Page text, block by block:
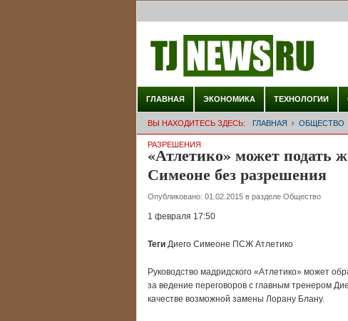
ГЛАВНАЯ ЭКОНОМИКА ТЕХНОЛОГИИ
ВЫ НАХОДИТЕСЬ ЗДЕСЬ: ГЛАВНАЯ ОБЩЕСТВО
РАЗРЕШЕНИЯ
«Атлетико» может подать
Симеоне без разрешения
Опубликовано: 01.02.2015 в разделе Общество
1 февраля 17:50
ТегиДиего Симеоне ПСЖ Атлетико
Руководство мадридского «Атлетико» может
за ведение переговоров с главным тренером
качестве возможной замены Лорану Блану.